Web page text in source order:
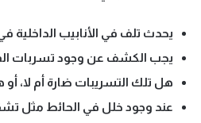
يحدث تلف في الأنابيب الداخلية
يجب الكشف عن وجود تسربات
هل تلك التسريبات ضارة أم لا،
عند وجود خلل في الحائط مثل